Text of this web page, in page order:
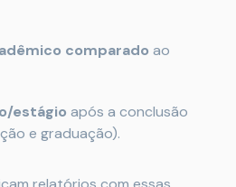
comparado ao
estágio após a conclusão
e graduação).